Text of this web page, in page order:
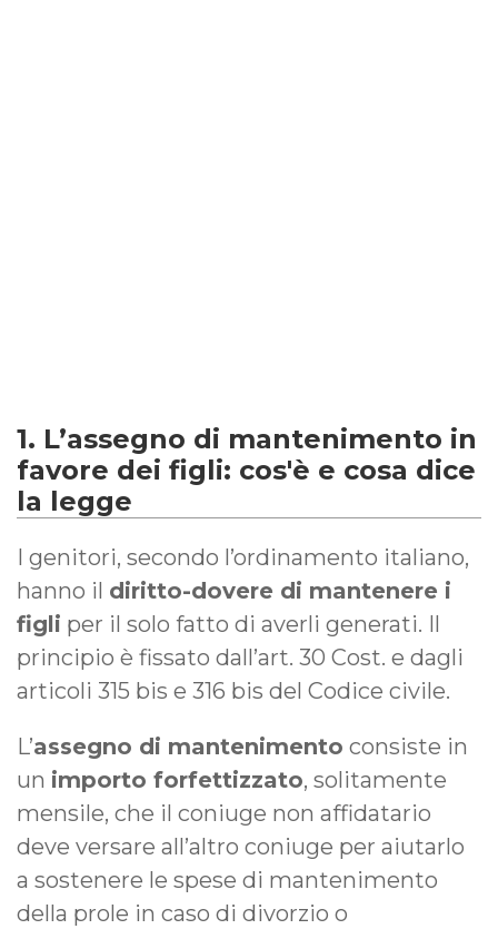
1. L’assegno di mantenimento in
favore dei figli: cos'è e cosa dice
la legge
I genitori, secondo l’ordinamento italiano,
hanno il diritto-dovere di mantenere i
figli per il solo fatto di averli generati. Il
principio è fissato dall’art. 30 Cost. e dagli
articoli 315 bis e 316 bis del Codice civile.
L’assegno di mantenimento consiste in
un importo forfettizzato, solitamente
mensile, che il coniuge non affidatario
deve versare all’altro coniuge per aiutarlo
a sostenere le spese di mantenimento
della prole in caso di divorzio o